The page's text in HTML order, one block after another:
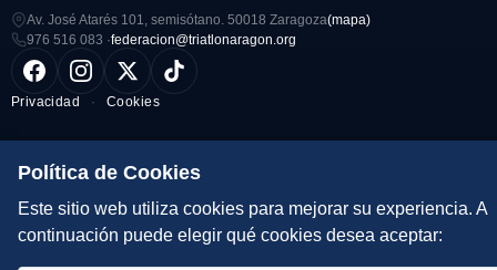
Av. José Atarés 101, semisótano. 50018 Zaragoza(mapa)
976 516 083 ·federacion@triatlonaragon.org
Privacidad · Cookies
Desarrollado por
Política de Cookies
Este sitio web utiliza cookies para mejorar su experiencia. A
continuación puede elegir qué cookies desea aceptar: